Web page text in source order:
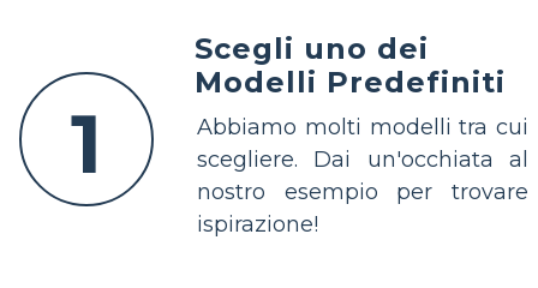
1
Scegli uno dei
Modelli Predefiniti
Abbiamo molti modelli tra cui
scegliere. Dai un'occhiata al
nostro esempio per trovare
ispirazione!